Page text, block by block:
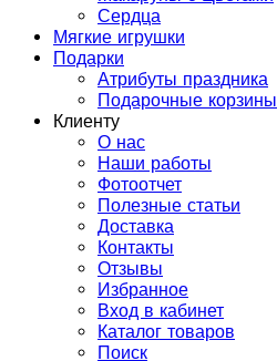
Сердца
Мягкие игрушки
Подарки
Атрибуты праздника
Подарочные корзины
Клиенту
О нас
Наши работы
Фотоотчет
Полезные статьи
Доставка
Контакты
Отзывы
Избранное
Вход в кабинет
Каталог товаров
Поиск